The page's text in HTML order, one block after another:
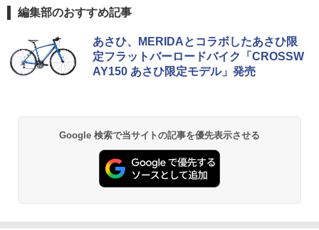
D40 地球の歩き方 チェンマイ タイ北部の魅
力的な町 2026～2027 地球の歩き方D アジア
￥2,079
￥2,695
[キャンパーズコレクション 山善] ポップアッ
プテント 傘みたいに広げて畳める パッとサ
ッとサンシェード キューブ フルクローズ メ
ッシュ 簡単設置 ワンタッチテント キャンプ
PYKES PEAK (パイクスピーク) 着替えテン
ト プライバシー テント 【中が透けない】 1
人用 折りたたみ 防災グッズ 災害用トイレ ビ
ーチ ピクニック ポップアップテント 携帯 簡
GRANDOOR ステンレス保冷剤 2個セット 2
026リニューアル 急速冷凍 空間倍増 衛生的
コンパクト 保冷力長持ち
-08EX カーキ ソロキャンプ ポリエステル フ
レーム ドーム型 テント
￥14,800
編集部のおすすめ記事
あさひ、MERIDAとコラボしたあさひ限
定フラットバーロードバイク「CROSSW
AY150 あさひ限定モデル」発売
Google 検索で当サイトの記事を優先表示させる